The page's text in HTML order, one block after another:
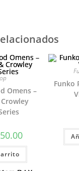
Omens –
El
actual
$650.00.
Funko